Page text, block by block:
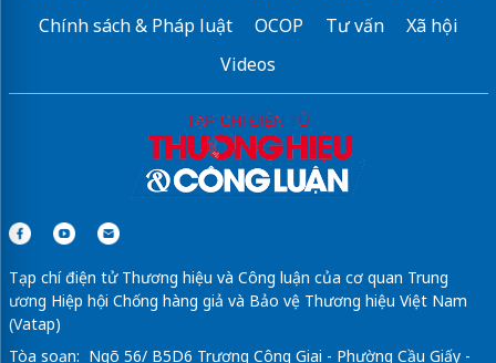
Chính sách & Pháp luật
OCOP Tư vấn
Xã hội
Videos
Tạp chí điện tử Thương hiệu và Công luận của cơ quan Trung
ương Hiệp hội Chống hàng giả và Bảo vệ Thương hiệu Việt Nam
(Vatap)
Tòa soạn: Ngõ 56/ B5D6 Trương Công Giai - Phường Cầu Giấy -